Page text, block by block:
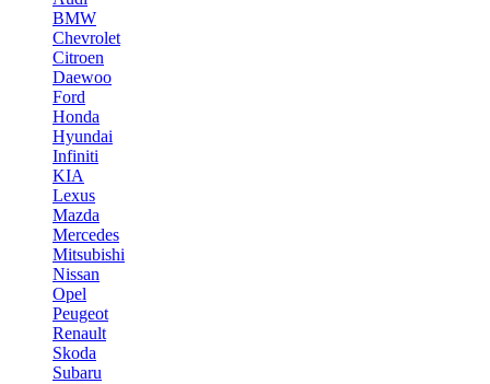
BMW
Chevrolet
Citroen
Daewoo
Ford
Honda
Hyundai
Infiniti
KIA
Lexus
Mazda
Mercedes
Mitsubishi
Nissan
Opel
Peugeot
Renault
Skoda
Subaru